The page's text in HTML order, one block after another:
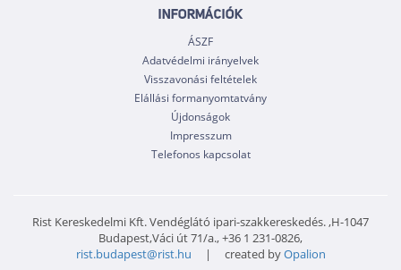
INFORMÁCIÓK
ÁSZF
Adatvédelmi irányelvek
Visszavonási feltételek
Elállási formanyomtatvány
Újdonságok
Impresszum
Telefonos kapcsolat
Rist Kereskedelmi Kft. Vendéglátó ipari-szakkereskedés. ,H-1047
Budapest,Váci út 71/a., +36 1 231-0826,
rist.budapest@rist.hu | created byOpalion